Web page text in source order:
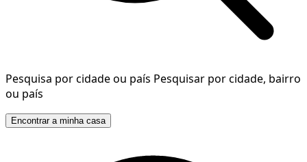
Pesquisa por cidade ou país Pesquisar por cidade, bairro
ou país
Encontrar a minha casa